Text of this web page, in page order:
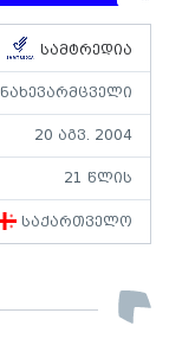
სამტრედია
ნახევარმცველი
20 აგვ. 2004
21 წლის
საქართველო